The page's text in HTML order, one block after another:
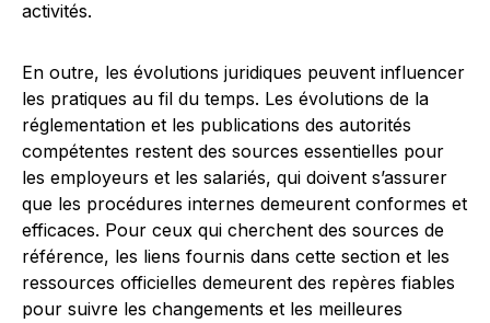
activités.
En outre, les évolutions juridiques peuvent influencer
les pratiques au fil du temps. Les évolutions de la
réglementation et les publications des autorités
compétentes restent des sources essentielles pour
les employeurs et les salariés, qui doivent s’assurer
que les procédures internes demeurent conformes et
efficaces. Pour ceux qui cherchent des sources de
référence, les liens fournis dans cette section et les
ressources officielles demeurent des repères fiables
pour suivre les changements et les meilleures